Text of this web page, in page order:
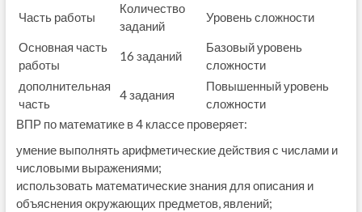
Часть работы
Количество
заданий
Уровень сложности
Основная часть
работы
16 заданий
Базовый уровень
сложности
дополнительная
часть
4 задания
Повышенный уровень
сложности
ВПР по математике в 4 классе проверяет:
умение выполнять арифметические действия с числами и
числовыми выражениями;
использовать математические знания для описания и
объяснения окружающих предметов, явлений;